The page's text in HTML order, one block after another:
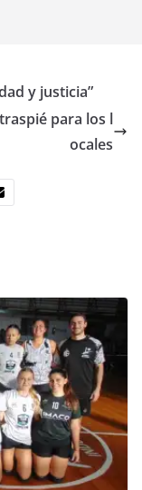
y justicia”
para los l
ocales